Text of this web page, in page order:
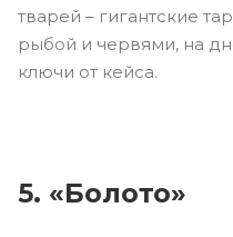
тварей – гигантские
рыбой и червями, на
ключи от кейса.
5. «Болото»